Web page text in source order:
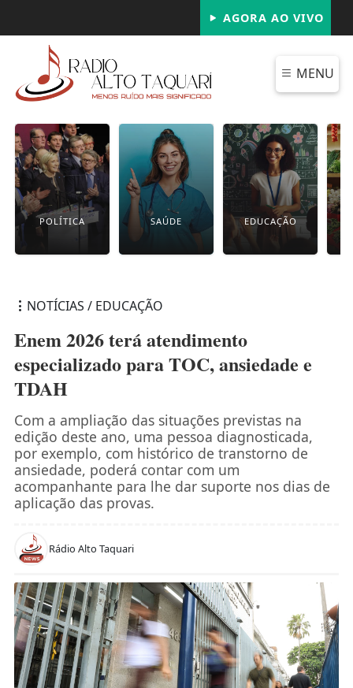
AGORA AO VIVO
MENU
POLÍTICA SAÚDE EDUCAÇÃO
NOTÍCIAS / EDUCAÇÃO
Enem 2026 terá atendimento
especializado para TOC, ansiedade e
TDAH
Com a ampliação das situações previstas na
edição deste ano, uma pessoa diagnosticada,
por exemplo, com histórico de transtorno de
ansiedade, poderá contar com um
acompanhante para lhe dar suporte nos dias de
aplicação das provas.
Rádio Alto Taquari